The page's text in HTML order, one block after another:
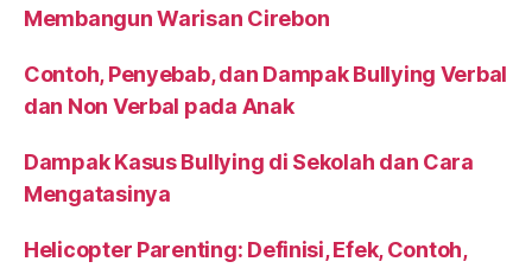
Membangun Warisan Cirebon
Contoh, Penyebab, dan Dampak Bullying Verbal
dan Non Verbal pada Anak
Dampak Kasus Bullying di Sekolah dan Cara
Mengatasinya
Helicopter Parenting: Definisi, Efek, Contoh,